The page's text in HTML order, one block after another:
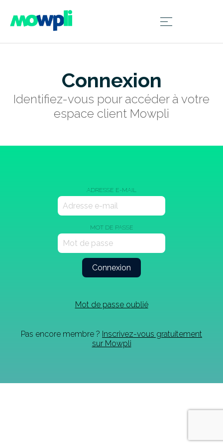
Connexion
Identifiez-vous pour accéder à votre
espace client Mowpli
ADRESSE E-MAIL
MOT DE PASSE
Mot de passe oublié
Pas encore membre ? Inscrivez-vous gratuitement
sur Mowpli